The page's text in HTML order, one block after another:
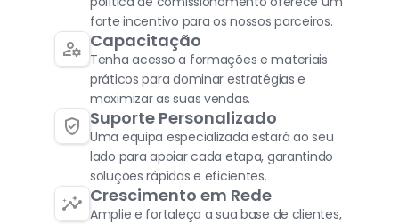
forte incentivo para os nossos parceiros.
Capacitação
Tenha acesso a formações e materiais
práticos para dominar estratégias e
maximizar as suas vendas.
Suporte Personalizado
Uma equipa especializada estará ao seu
lado para apoiar cada etapa, garantindo
soluções rápidas e eficientes.
Crescimento em Rede
Amplie e fortaleça a sua base de clientes,